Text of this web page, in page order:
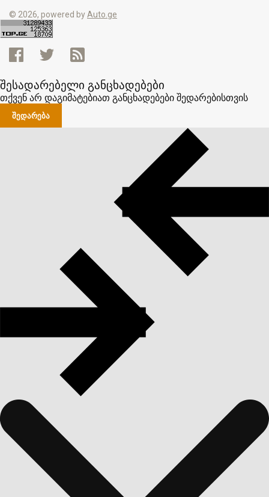
© 2026, powered byAuto.ge
შესადარებელი განცხადებები
თქვენ არ დაგიმატებიათ განცხადებები შედარებისთვის
ᲨᲔᲓᲐᲠᲔᲑᲐ